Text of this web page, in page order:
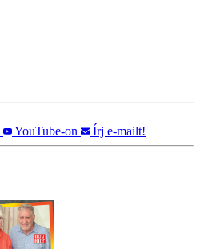
YouTube-on Írj e-mailt!